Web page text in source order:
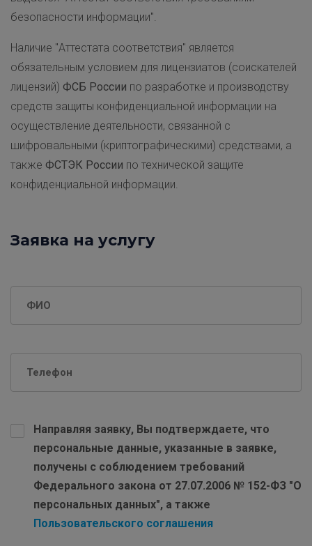
безопасности информации".
Наличие "Аттестата соответствия" является
обязательным условием для лицензиатов (соискателей
лицензий) ФСБ России по разработке и производству
средств защиты конфиденциальной информации на
осуществление деятельности, связанной с
шифровальными (криптографическими) средствами, а
также ФСТЭК России по технической защите
конфиденциальной информации.
Заявка на услугу
Направляя заявку, Вы подтверждаете, что
персональные данные, указанные в заявке,
получены с соблюдением требований
Федерального закона от 27.07.2006 № 152-ФЗ "О
персональных данных", а также
Пользовательского соглашения